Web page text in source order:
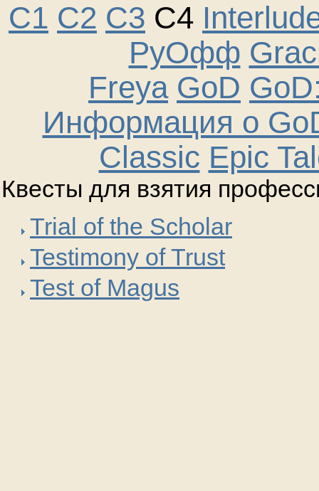
C1 C2 C3 C4
РуОфф
Freya GoD
Информация о
Classic Epic
Квесты для взятия
Trial of the Scholar
Testimony of Trust
Test of Magus